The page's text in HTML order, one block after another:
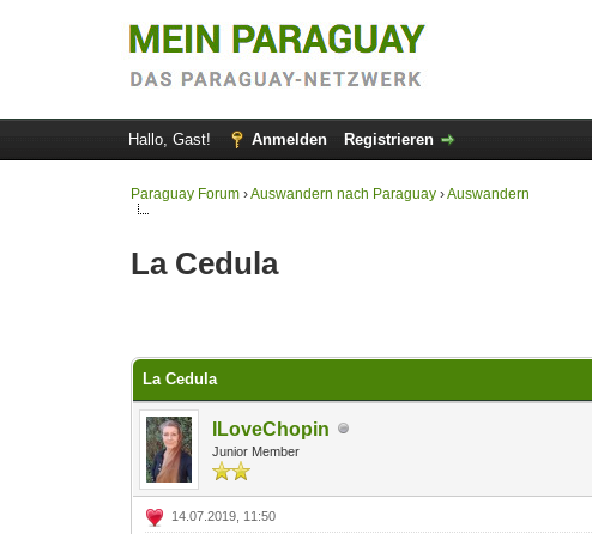
Hallo, Gast! Anmelden Registrieren
Paraguay Forum ›Auswandern nach Paraguay ›Auswandern
La Cedula
La Cedula
ILoveChopin
Junior Member
14.07.2019, 11:50